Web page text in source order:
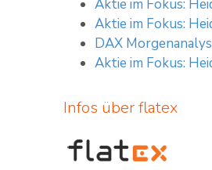
Aktie im Fokus:
Aktie im Fokus:
DAX
Aktie im Fokus:
Infos über flatex